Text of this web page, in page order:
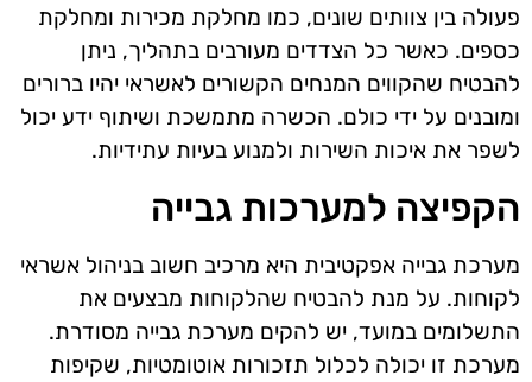
פעולה בין צוותים שונים, כמו מחלקת מכירות ומחלקת
כספים. כאשר כל הצדדים מעורבים בתהליך, ניתן
להבטיח שהקווים המנחים הקשורים לאשראי יהיו ברורים
ומובנים על ידי כולם. הכשרה מתמשכת ושיתוף ידע יכול
לשפר את איכות השירות ולמנוע בעיות עתידיות.
הקפיצה למערכות גבייה
מערכת גבייה אפקטיבית היא מרכיב חשוב בניהול אשראי
לקוחות. על מנת להבטיח שהלקוחות מבצעים את
התשלומים במועד, יש להקים מערכת גבייה מסודרת.
מערכת זו יכולה לכלול תזכורות אוטומטיות, שקיפות